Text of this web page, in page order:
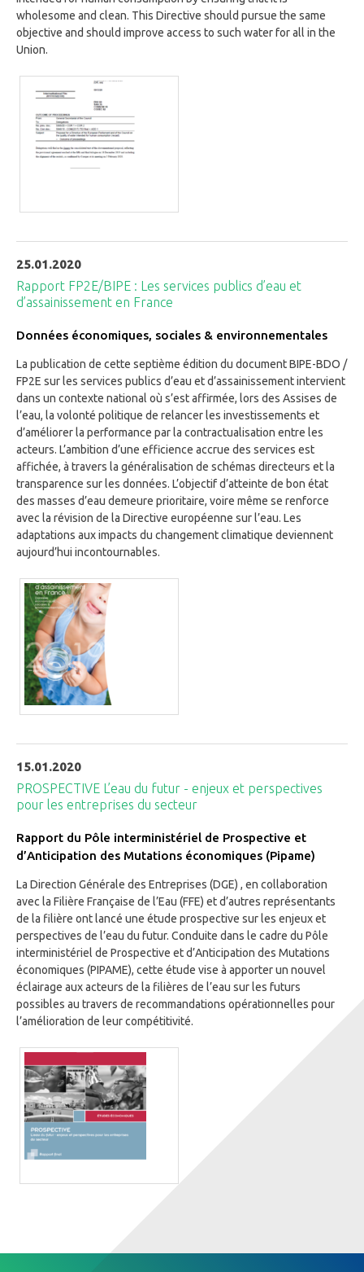
wholesome and clean. This Directive should pursue the same
objective and should improve access to such water for all in the
Union.
25.01.2020
Rapport FP2E/BIPE : Les services publics d’eau et
d’assainissement en France
Données économiques, sociales & environnementales
La publication de cette septième édition du document BIPE-BDO /
FP2E sur les services publics d’eau et d’assainissement intervient
dans un contexte national où s’est affirmée, lors des Assises de
l’eau, la volonté politique de relancer les investissements et
d’améliorer la performance par la contractualisation entre les
acteurs. L’ambition d’une efficience accrue des services est
affichée, à travers la généralisation de schémas directeurs et la
transparence sur les données. L’objectif d’atteinte de bon état
des masses d’eau demeure prioritaire, voire même se renforce
avec la révision de la Directive européenne sur l’eau. Les
adaptations aux impacts du changement climatique deviennent
aujourd’hui incontournables.
15.01.2020
PROSPECTIVE L’eau du futur - enjeux et perspectives
pour les entreprises du secteur
Rapport du Pôle interministériel de Prospective et
d’Anticipation des Mutations économiques (Pipame)
La Direction Générale des Entreprises (DGE) , en collaboration
avec la Filière Française de l’Eau (FFE) et d’autres représentants
de la filière ont lancé une étude prospective sur les enjeux et
perspectives de l’eau du futur. Conduite dans le cadre du Pôle
interministériel de Prospective et d’Anticipation des Mutations
économiques (PIPAME), cette étude vise à apporter un nouvel
éclairage aux acteurs de la filières de l’eau sur les futurs
possibles au travers de recommandations opérationnelles pour
l’amélioration de leur compétitivité.